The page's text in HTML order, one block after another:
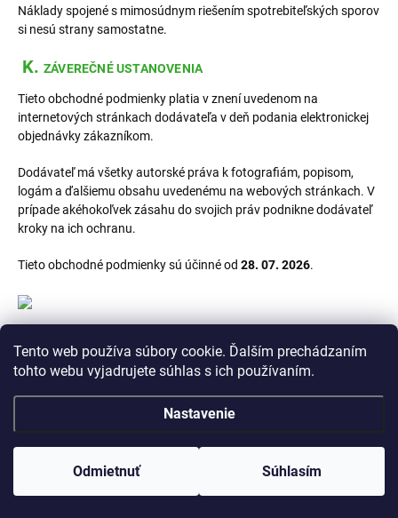
Tento web používa súbory cookie. Ďalším prechádzaním
tohto webu vyjadrujete súhlas s ich používaním.
Nastavenie
Odmietnuť Súhlasím
Náklady spojené s mimosúdnym riešením spotrebiteľských sporov
si nesú strany samostatne.
K. ZÁVEREČNÉ USTANOVENIA
Tieto obchodné podmienky platia v znení uvedenom na
internetových stránkach dodávateľa v deň podania elektronickej
objednávky zákazníkom.
Dodávateľ má všetky autorské práva k fotografiám, popisom,
logám a ďalšiemu obsahu uvedenému na webových stránkach. V
prípade akéhokoľvek zásahu do svojich práv podnikne dodávateľ
kroky na ich ochranu.
Tieto obchodné podmienky sú účinné od 28. 07. 2026.
Formulár na odstúpení od zmluvy